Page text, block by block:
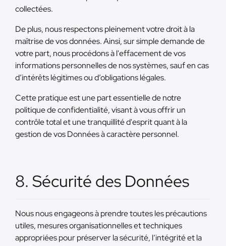
collectées.
De plus, nous respectons pleinement votre droit à la
maîtrise de vos données. Ainsi, sur simple demande de
votre part, nous procédons à l'effacement de vos
informations personnelles de nos systèmes, sauf en cas
d’intérêts légitimes ou d’obligations légales.
Cette pratique est une part essentielle de notre
politique de confidentialité, visant à vous offrir un
contrôle total et une tranquillité d'esprit quant à la
gestion de vos Données à caractère personnel.
8. Sécurité des Données
Nous nous engageons à prendre toutes les précautions
utiles, mesures organisationnelles et techniques
appropriées pour préserver la sécurité, l’intégrité et la